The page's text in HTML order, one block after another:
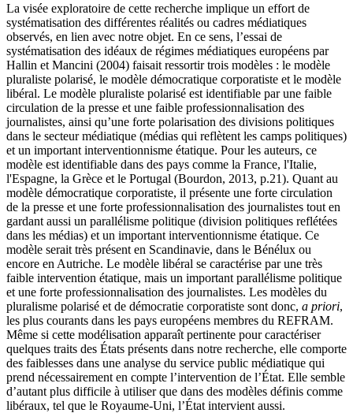
La visée exploratoire de cette recherche implique un effort de
systématisation des différentes réalités ou cadres médiatiques
observés, en lien avec notre objet. En ce sens, l’essai de
systématisation des idéaux de régimes médiatiques européens par
Hallin et Mancini (2004) faisait ressortir trois modèles : le modèle
pluraliste polarisé, le modèle démocratique corporatiste et le modèle
libéral. Le modèle pluraliste polarisé est identifiable par une faible
circulation de la presse et une faible professionnalisation des
journalistes, ainsi qu’une forte polarisation des divisions politiques
dans le secteur médiatique (médias qui reflètent les camps politiques)
et un important interventionnisme étatique. Pour les auteurs, ce
modèle est identifiable dans des pays comme la France, l'Italie,
l'Espagne, la Grèce et le Portugal (Bourdon, 2013, p.21). Quant au
modèle démocratique corporatiste, il présente une forte circulation
de la presse et une forte professionnalisation des journalistes tout en
gardant aussi un parallélisme politique (division politiques reflétées
dans les médias) et un important interventionnisme étatique. Ce
modèle serait très présent en Scandinavie, dans le Bénélux ou
encore en Autriche. Le modèle libéral se caractérise par une très
faible intervention étatique, mais un important parallélisme politique
et une forte professionnalisation des journalistes. Les modèles du
pluralisme polarisé et de démocratie corporatiste sont donc, a priori,
les plus courants dans les pays européens membres du REFRAM.
Même si cette modélisation apparaît pertinente pour caractériser
quelques traits des États présents dans notre recherche, elle comporte
des faiblesses dans une analyse du service public médiatique qui
prend nécessairement en compte l’intervention de l’État. Elle semble
d’autant plus difficile à utiliser que dans des modèles définis comme
libéraux, tel que le Royaume-Uni, l’État intervient aussi.